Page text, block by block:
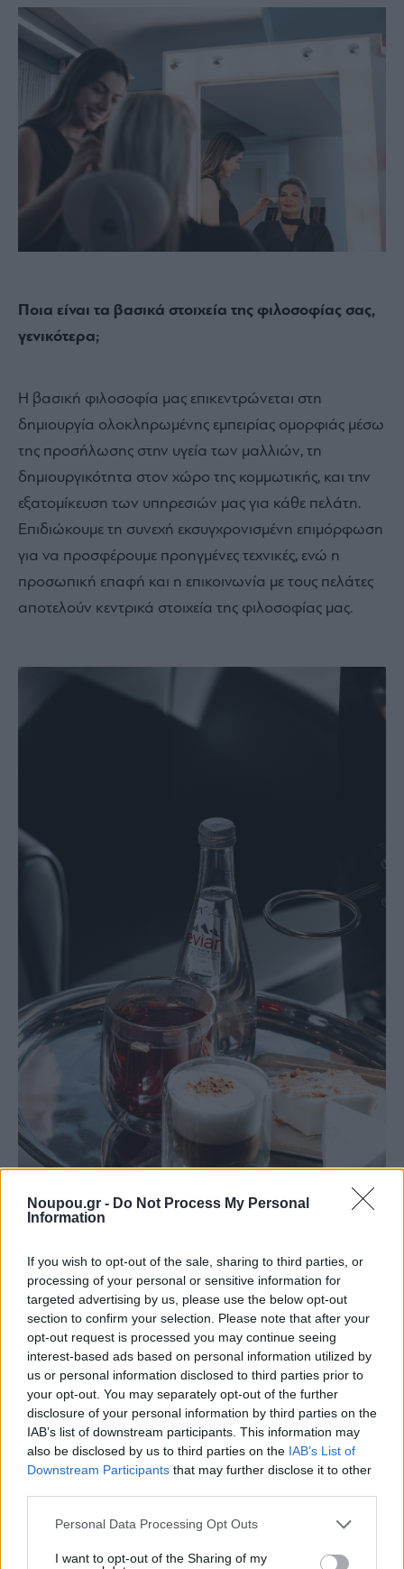
Noupou.gr - Do Not Process My Personal
Information
If you wish to opt-out of the sale, sharing to third parties, or
processing of your personal or sensitive information for
targeted advertising by us, please use the below opt-out
section to confirm your selection. Please note that after your
opt-out request is processed you may continue seeing
interest-based ads based on personal information utilized by
us or personal information disclosed to third parties prior to
your opt-out. You may separately opt-out of the further
disclosure of your personal information by third parties on the
IAB’s list of downstream participants. This information may
also be disclosed by us to third parties on the IAB’s List of
Downstream Participants that may further disclose it to other
Please note that this website/app uses one or more Google
not limited to your visit or usage behaviour. You may click to
Personal Data Processing Opt Outs
I want to opt-out of the Sharing of my
Ποια είναι τα βασικά στοιχεία της φιλοσοφίας σας,
γενικότερα;
Η βασική φιλοσοφία μας επικεντρώνεται στη
δημιουργία ολοκληρωμένης εμπειρίας ομορφιάς μέσω
της προσήλωσης στην υγεία των μαλλιών, τη
δημιουργικότητα στον χώρο της κομμωτικής, και την
εξατομίκευση των υπηρεσιών μας για κάθε πελάτη.
Επιδιώκουμε τη συνεχή εκσυγχρονισμένη επιμόρφωση
για να προσφέρουμε προηγμένες τεχνικές, ενώ η
προσωπική επαφή και η επικοινωνία με τους πελάτες
αποτελούν κεντρικά στοιχεία της φιλοσοφίας μας.
Μιλήστε μας λίγο για τις παροχές σας. Τι ακριβώς
προσφέρετε και ποιες είναι οι πιο «δυνατές» σας
υπηρεσίες;
Προσφέρουμε μια εκτενή γκάμα υπηρεσιών
κομμωτικής που περιλαμβάνει κούρεμα, βαφές,
ανταύγειες, hair extensions, ειδικές θεραπείες μαλλιών
και χτενίσματα για ιδιαίτερες περιστάσεις. Παράλληλα
έχουμε εξειδικευμένη ομάδα μακιγιάζ, περιποίησης
φρυδιών, lashlift και brow lamination όπως και